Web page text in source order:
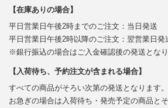
【在庫ありの場合】
平日営業日午後2時までのご注文：当日発送
平日営業日午後2時以降のご注文：翌営業日発
※銀行振込の場合はご入金確認後の発送となり
【入荷待ち、予約注文が含まれる場合】
すべての商品がそろい次第の発送となります。
お急ぎの場合は入荷待ち・発売予定の商品と